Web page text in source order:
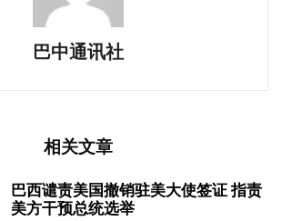
巴中通讯社
相关文章
巴西谴责美国撤销驻美大使签证 指责
美方干预总统选举